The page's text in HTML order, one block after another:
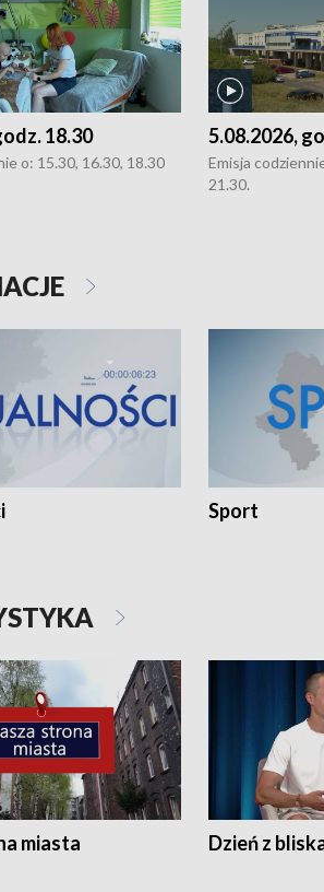
18.30
o: 15.30, 16.30, 18.30
5.08.2026,
Emisja
21.30.
Sport
miasta Dzień z